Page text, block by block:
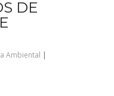
DE
Ambiental |